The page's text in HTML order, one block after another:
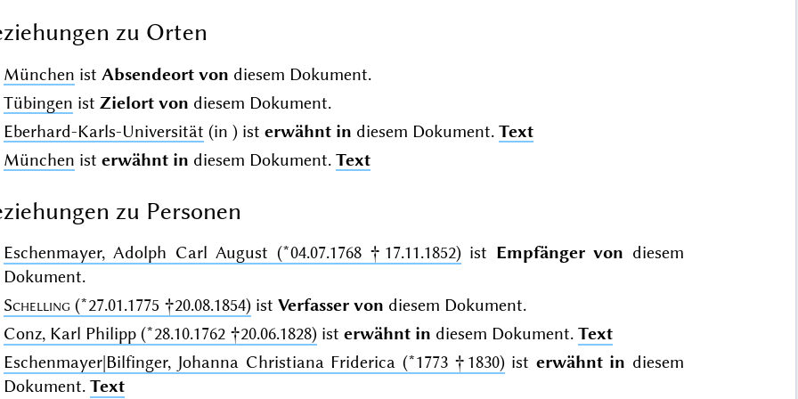
zu Orten
München ist Absendeort von diesem Dokument.
Tübingen ist Zielort von diesem Dokument.
Eberhard-Karls-Universität (in ) ist erwähnt in diesem Dokument. Text
München ist erwähnt in diesem Dokument. Text
zu Personen
Eschenmayer, Adolph Carl August (*04.07.1768 †17.11.1852)ist Empfänger von diesem
Dokument.
Schelling (*27.01.1775 †20.08.1854)ist Verfasser von diesem Dokument.
Conz, Karl Philipp (*28.10.1762 †20.06.1828)ist erwähnt in diesem Dokument. Text
Eschenmayer|Bilfinger, Johanna Christiana Friderica (*1773 †1830)ist erwähnt in diesem
Dokument. Text